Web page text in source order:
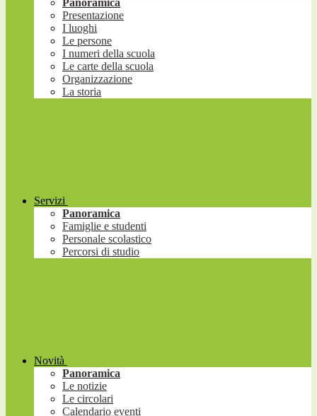
Panoramica
Presentazione
I luoghi
Le persone
I numeri della scuola
Le carte della scuola
Organizzazione
La storia
Servizi
Panoramica
Famiglie e studenti
Personale scolastico
Percorsi di studio
Novità
Panoramica
Le notizie
Le circolari
Calendario eventi